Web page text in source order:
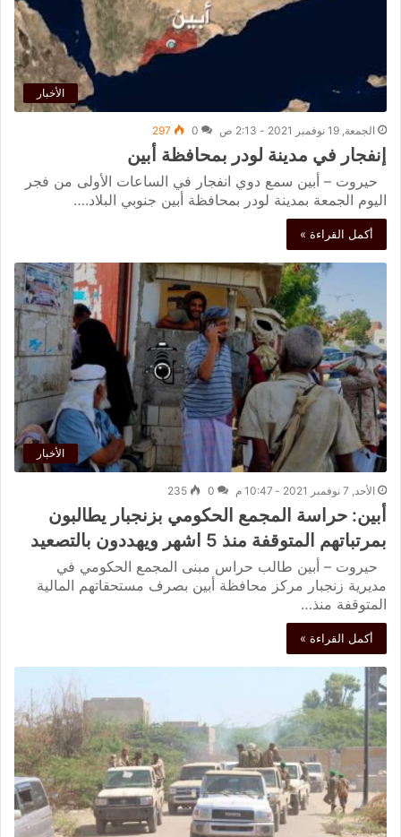
الأخبار
الجمعة, 19 نوفمبر 2021 - 2:13 ص 0
297
إنفجار في مدينة لودر بمحافظة أبين
حيروت – أبين سمع دوي انفجار في الساعات الأولى من فجر
اليوم الجمعة بمدينة لودر بمحافظة أبين جنوبي البلاد.…
أكمل القراءة »
الأخبار
الأحد, 7 نوفمبر 2021 - 10:47 م 0
235
أبين: حراسة المجمع الحكومي بزنجبار يطالبون
بمرتباتهم المتوقفة منذ 5 اشهر ويهددون بالتصعيد
حيروت – أبين طالب حراس مبنى المجمع الحكومي في
مديرية زنجبار مركز محافظة أبين بصرف مستحقاتهم المالية
المتوقفة منذ…
أكمل القراءة »